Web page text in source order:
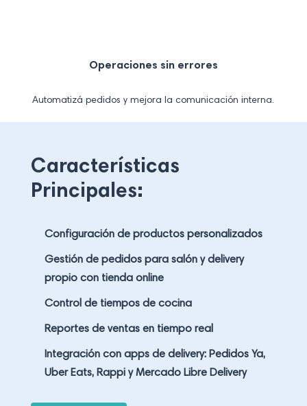
Operaciones sin errores
Automatizá pedidos y mejora la comunicación interna.
Características
Principales:
Configuración de productos personalizados
Gestión de pedidos para salón y delivery
propio con tienda online
Control de tiempos de cocina
Reportes de ventas en tiempo real
Integración con apps de delivery: Pedidos Ya,
Uber Eats, Rappi y Mercado Libre Delivery